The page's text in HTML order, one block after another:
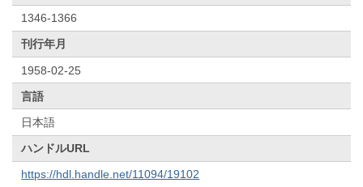
1346-1366
刊行年月
1958-02-25
言語
日本語
ハンドルURL
https://hdl.handle.net/11094/19102